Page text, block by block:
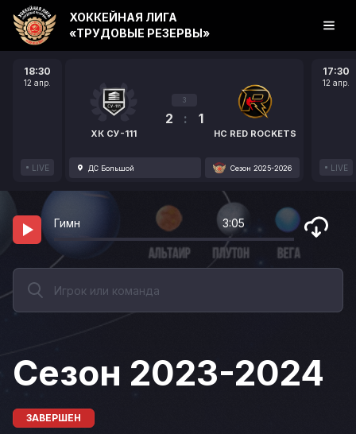
18:30
12 апр.
LIVE
ХК СУ-111
3
2 : 1
HC RED ROCKETS
ДС Большой Сезон 2025-2026
17:30
12 апр.
LIVE
ХОККЕЙНАЯ ЛИГА
«ТРУДОВЫЕ РЕЗЕРВЫ»
Гимн 3:05
Сезон 2023-2024
ЗАВЕРШЕН